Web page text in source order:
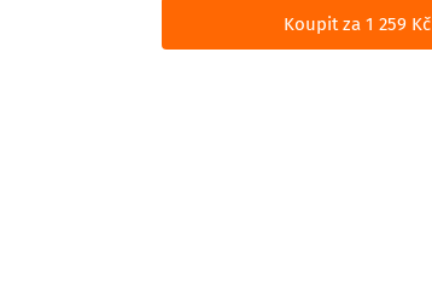
Koupit za 1 259 Kč